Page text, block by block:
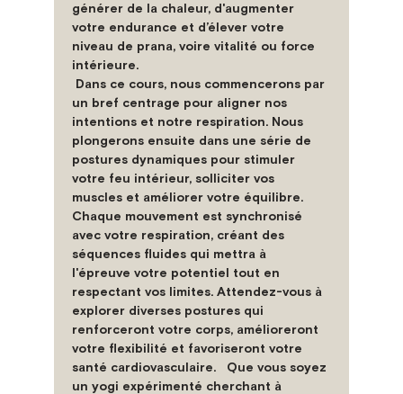
générer de la chaleur, d'augmenter
votre endurance et d’élever votre
niveau de prana, voire vitalité ou force
intérieure.
Dans ce cours, nous commencerons par
un bref centrage pour aligner nos
intentions et notre respiration. Nous
plongerons ensuite dans une série de
postures dynamiques pour stimuler
votre feu intérieur, solliciter vos
muscles et améliorer votre équilibre.
Chaque mouvement est synchronisé
avec votre respiration, créant des
séquences fluides qui mettra à
l'épreuve votre potentiel tout en
respectant vos limites. Attendez-vous à
explorer diverses postures qui
renforceront votre corps, amélioreront
votre flexibilité et favoriseront votre
santé cardiovasculaire.   Que vous soyez
un yogi expérimenté cherchant à